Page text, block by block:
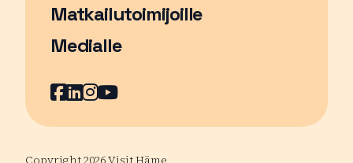
Matkailutoimijoille
Medialle
Facebook
Sivu avautuu uudessa ikkunassa
LinkedIn
Sivu avautuu uudessa ikkunassa
Instagram
Sivu avautuu uudessa
YouTube
Sivu avautuu uudessa
Copyright 2026 Visit Häme